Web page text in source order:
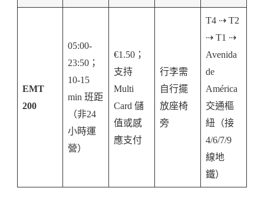
EMT
200
05:00-
23:50；
10-15
min 班距
（非24
小時運
營）
€1.50；
支持
Multi
Card 儲
值或感
應支付
行李需
自行擺
放座椅
旁
T4 ⇢ T2
⇢ T1 ⇢
Avenida
de
América
交通樞
紐（接
4/6/7/9
線地
鐵）